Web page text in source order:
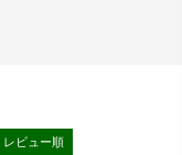
レビュー順